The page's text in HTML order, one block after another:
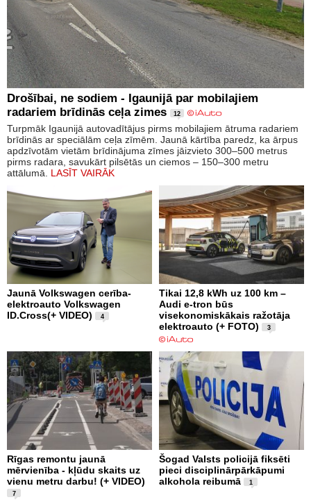
Drošībai, ne sodiem - Igaunijā par mobilajiem
radariem brīdinās ceļa zimes
12
Turpmāk Igaunijā autovadītājus pirms mobilajiem ātruma radariem
brīdinās ar speciālām ceļa zīmēm. Jaunā kārtība paredz, ka ārpus
apdzīvotām vietām brīdinājuma zīmes jāizvieto 300–500 metrus
pirms radara, savukārt pilsētās un ciemos – 150–300 metru
attālumā. LASĪT VAIRĀK
Jaunā Volkswagen cerība-
elektroauto Volkswagen
ID.Cross(+ VIDEO)
4
Tikai 12,8 kWh uz 100 km –
Audi e-tron būs
visekonomiskākais ražotāja
elektroauto (+ FOTO)
3
Rīgas remontu jaunā
mērvienība - kļūdu skaits uz
vienu metru darbu! (+ VIDEO)
7
Šogad Valsts policijā fiksēti
pieci disciplinārpārkāpumi
alkohola reibumā
1